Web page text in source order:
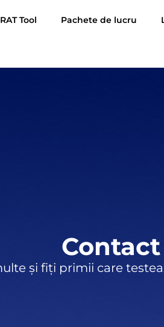
Tool Pachete de lucru
Contact
și fiți primii care